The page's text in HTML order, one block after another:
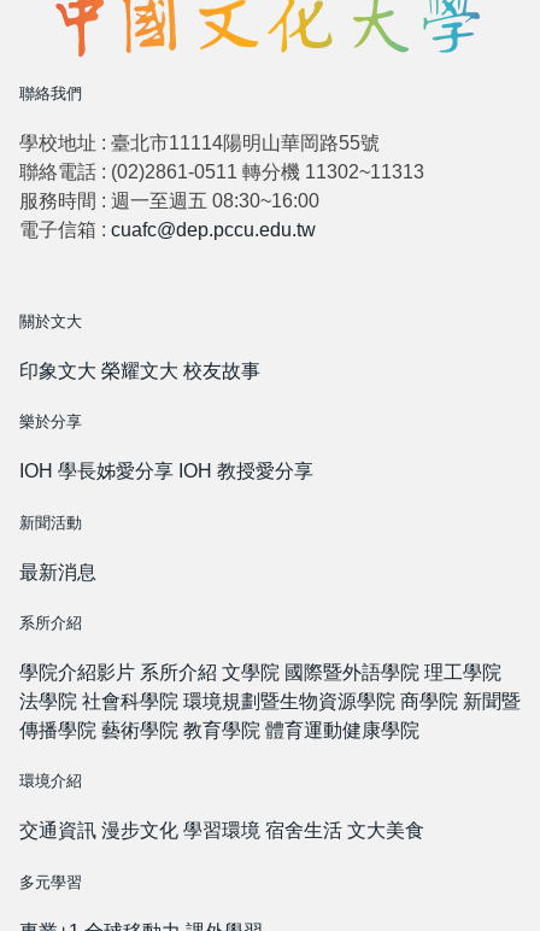
聯絡我們
學校地址 : 臺北市11114陽明山華岡路55號
聯絡電話 : (02)2861-0511 轉分機 11302~11313
服務時間 : 週一至週五 08:30~16:00
電子信箱 : cuafc@dep.pccu.edu.tw
關於文大
印象文大 榮耀文大 校友故事
樂於分享
IOH 學長姊愛分享 IOH 教授愛分享
新聞活動
最新消息
系所介紹
學院介紹影片 系所介紹 文學院 國際暨外語學院 理工學院
法學院 社會科學院 環境規劃暨生物資源學院 商學院 新聞暨
傳播學院 藝術學院 教育學院 體育運動健康學院
環境介紹
交通資訊 漫步文化 學習環境 宿舍生活 文大美食
多元學習